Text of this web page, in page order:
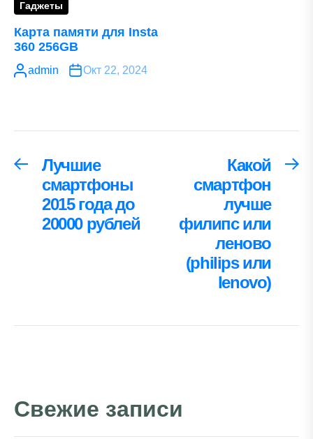
Гаджеты
Карта памяти для Insta
360 256GB
admin Окт 22, 2024
Навигация
записям
Предыдущая
запись:
Лучшие
смартфоны
2015 года до
20000 рублей
Какой
смартфон
лучше
филипс или
леново
(philips или
lenovo)
Свежие записи